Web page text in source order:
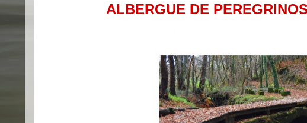
ALBERGUE DE